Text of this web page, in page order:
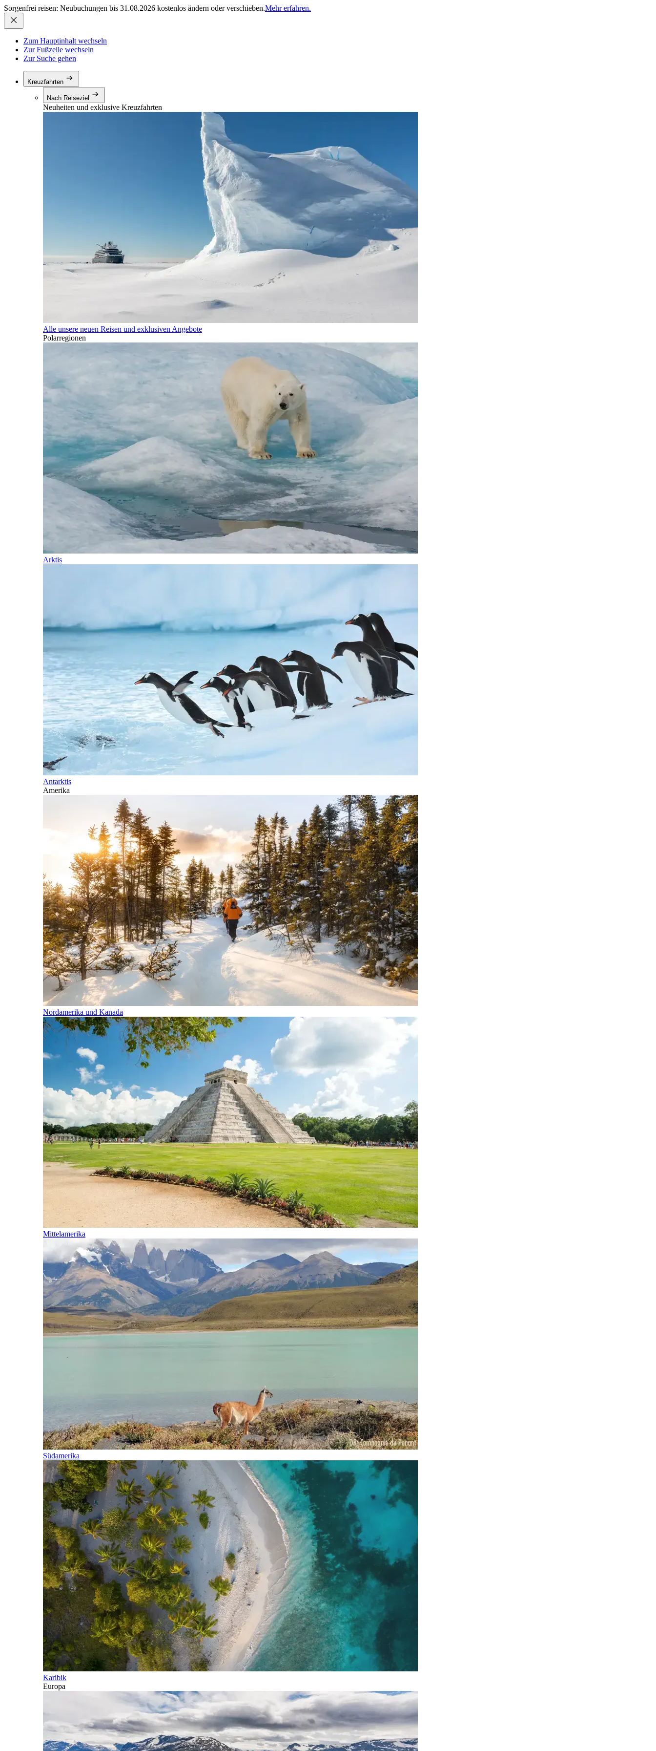
Sorgenfrei reisen: Neubuchungen bis 31.08.2026 kostenlos ändern oder verschieben.Mehr erfahren.
Zum Hauptinhalt wechseln
Zur Fußzeile wechseln
Zur Suche gehen
Kreuzfahrten
Nach Reiseziel
Neuheiten und exklusive Kreuzfahrten
Alle unsere neuen Reisen und exklusiven Angebote
Polarregionen
Arktis
Antarktis
Amerika
Nordamerika und Kanada
Mittelamerika
Südamerika
Karibik
Europa